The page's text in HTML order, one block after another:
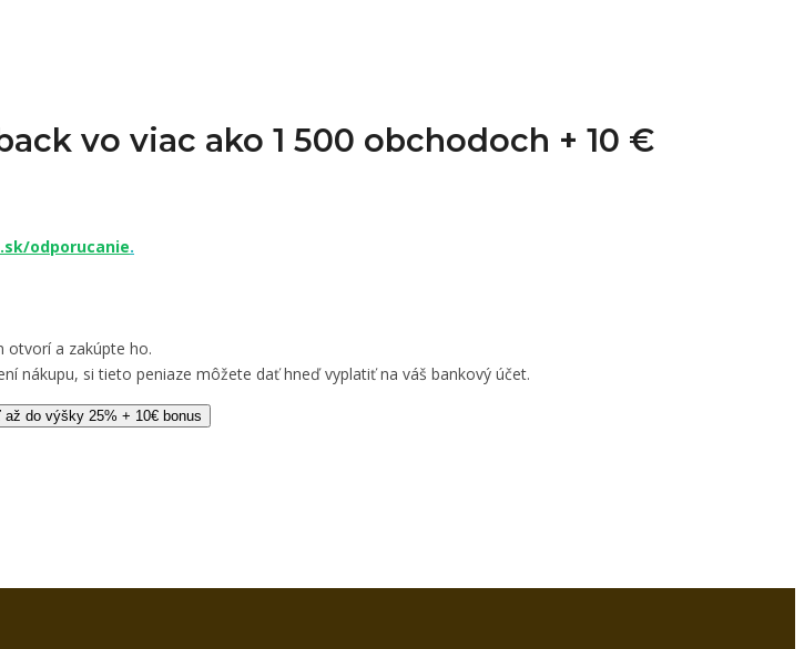
vo viac ako 1 500 obchodoch + 10 €
odporucanie.
otvorí a zakúpte ho.
nákupu, si tieto peniaze môžete dať hneď vyplatiť na váš bankový účet.
do výšky 25% + 10€ bonus